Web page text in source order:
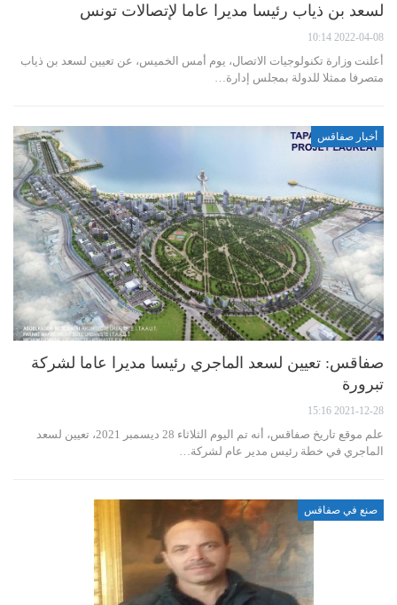
لسعد بن ذياب رئيسا مديرا عاما لإتصالات تونس
2022-04-08 10:14
أعلنت وزارة تكنولوجيات الاتصال، يوم أمس الخميس، عن تعيين لسعد بن ذياب
متصرفا ممثلا للدولة بمجلس إدارة…
أخبار صفاقس
صفاقس: تعيين لسعد الماجري رئيسا مديرا عاما لشركة
تبرورة
2021-12-28 15:16
علم موقع تاريخ صفاقس، أنه تم اليوم الثلاثاء 28 ديسمبر 2021، تعيين لسعد
الماجري في خطة رئيس مدير عام لشركة…
صنع في صفاقس